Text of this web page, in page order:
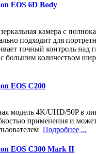
EOS 6D Body
камера с
подходит для
точный контроль над
большим количеством
EOS C200
модель 4K/UHD/50P в
применения и
Подробнее ...
EOS C300 Mark II